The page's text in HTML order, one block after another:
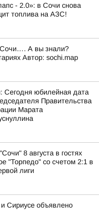
- 2.0»: в Сочи снова
топлива на АЗС!
А вы знали?
Автор: sochi.map
Сегодня юбилейная дата
Правительства
Марата
8 августа в гостях
"Торпедо" со счетом 2:1 в
лиги
объявлено